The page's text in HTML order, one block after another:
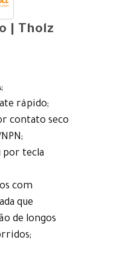
| Tholz
rápido;
contato seco
por tecla
com
que
de longos